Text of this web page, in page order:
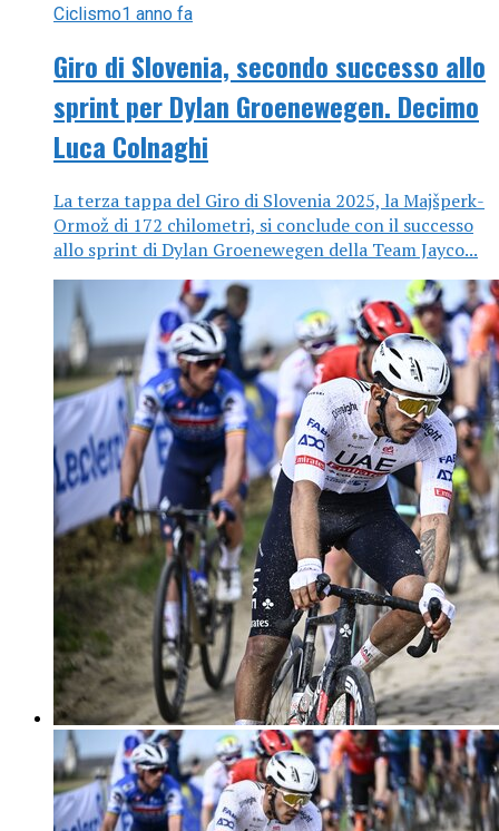
Ciclismo1 anno fa
Giro di Slovenia, secondo successo allo
sprint per Dylan Groenewegen. Decimo
Luca Colnaghi
La terza tappa del Giro di Slovenia 2025, la Majšperk-
Ormož di 172 chilometri, si conclude con il successo
allo sprint di Dylan Groenewegen della Team Jayco...